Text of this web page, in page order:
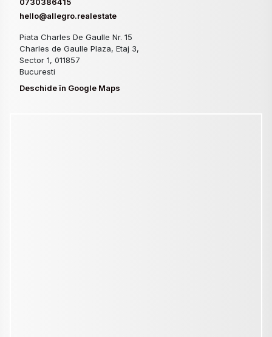
hello@allegro.realestate
Piata Charles De Gaulle Nr. 15
Charles de Gaulle Plaza, Etaj 3,
Sector 1, 011857
Bucuresti
Deschide în Google Maps